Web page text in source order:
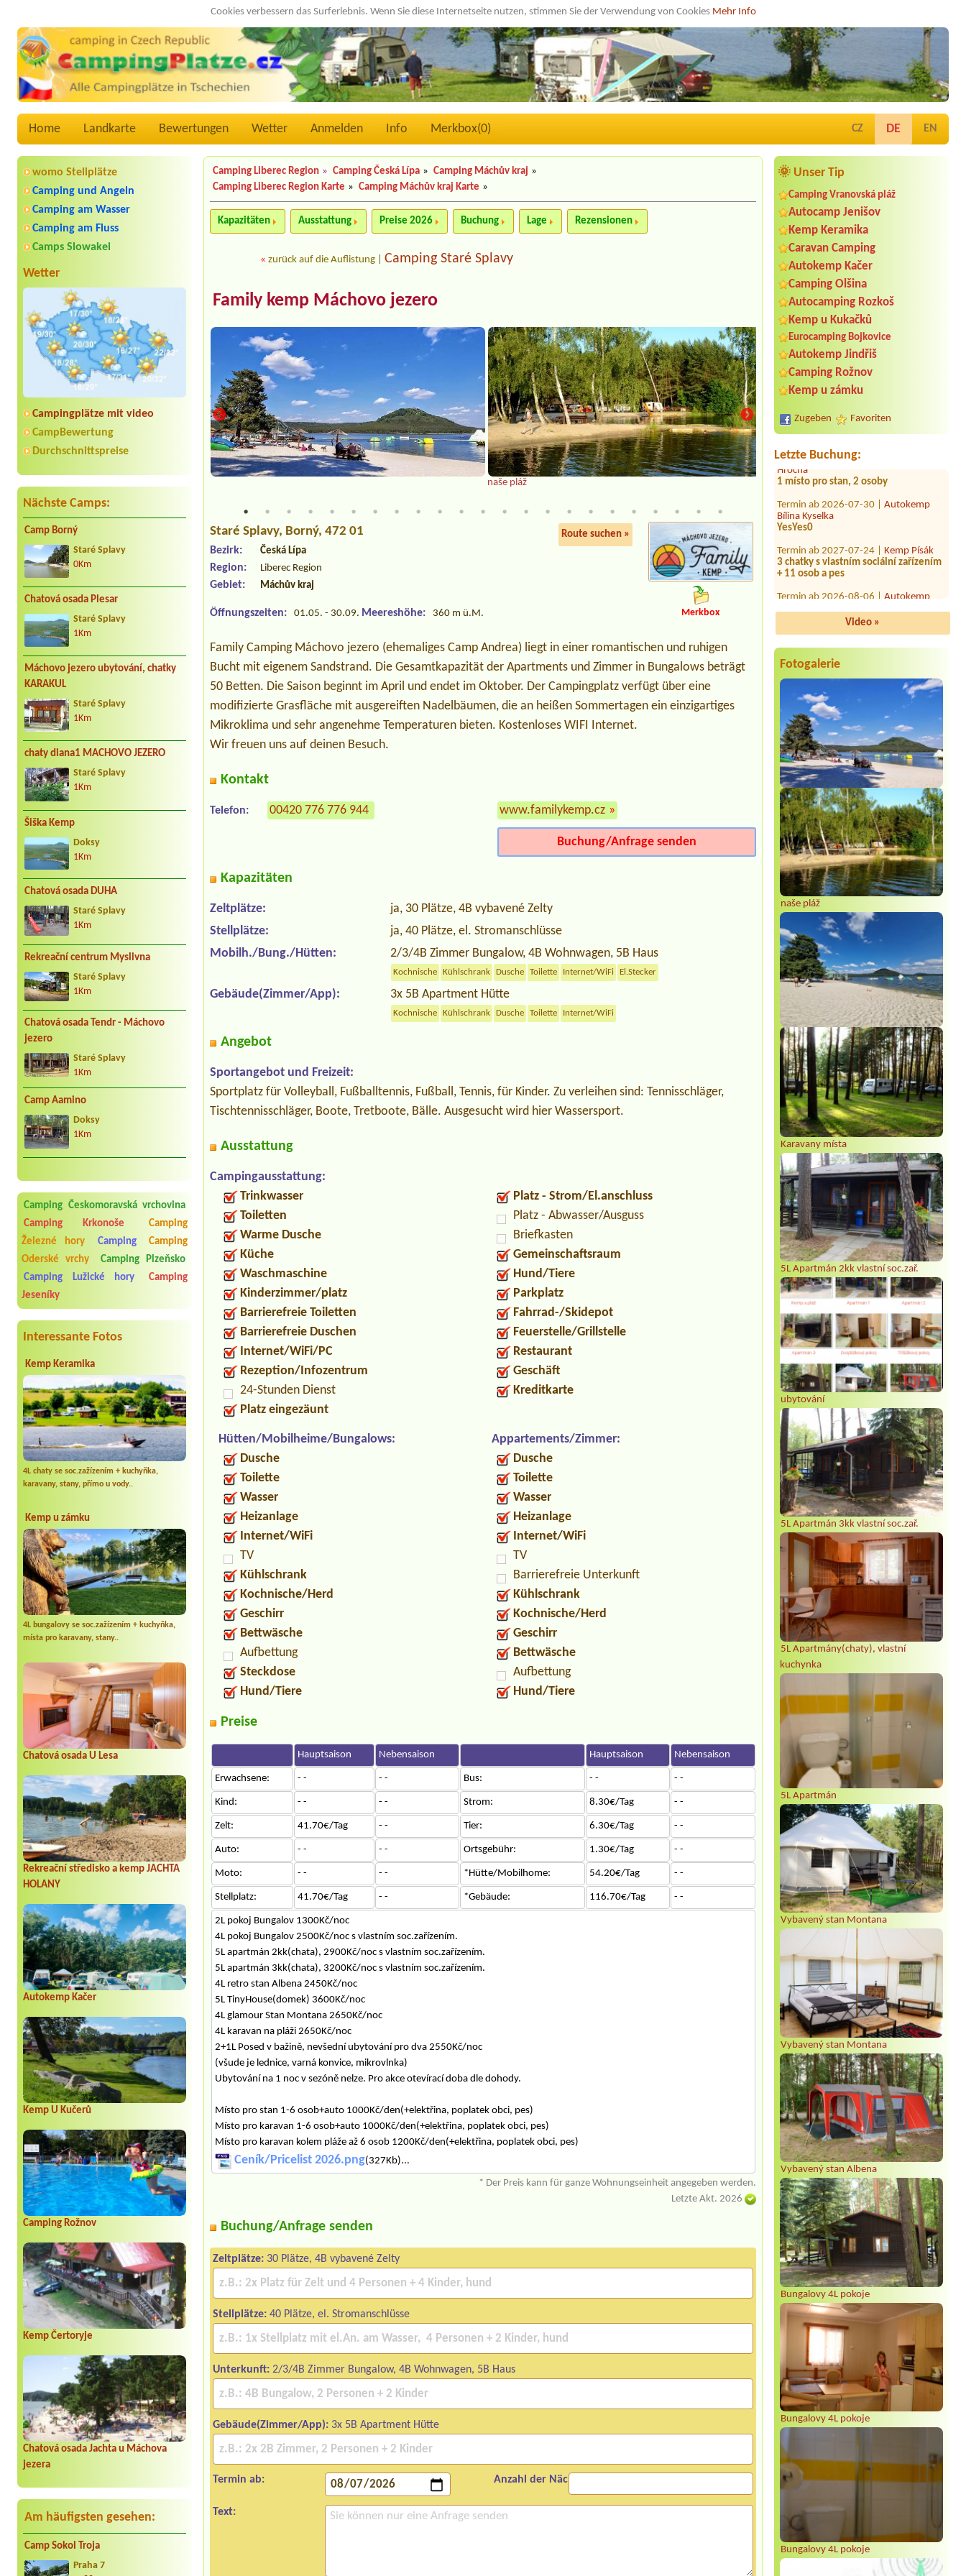
Cookies verbessern das Surferlebnis. Wenn Sie diese Internetseite nutzen, stimmen Sie der Verwendung von Cookies Mehr Info
Home Landkarte Bewertungen Wetter Anmelden Info Merkbox(0) CZ DE EN
womo Stellplätze
Camping und Angeln
Camping am Wasser
Camping am Fluss
Camps Slowakei
Wetter
Campingplätze mit video
CampBewertung
Durchschnittspreise
Nächste Camps:
Camp Borný
Staré Splavy
0Km
Chatová osada Plesar
Staré Splavy
1Km
Máchovo jezero ubytování, chatky
KARAKUL
Staré Splavy
1Km
chaty diana1 MACHOVO JEZERO
Staré Splavy
1Km
Šiška Kemp
Doksy
1Km
Chatová osada DUHA
Staré Splavy
1Km
Rekreační centrum Myslivna
Staré Splavy
1Km
Chatová osada Tendr - Máchovo
jezero
Staré Splavy
1Km
Camp Aamino
Doksy
1Km
Camping Českomoravská vrchovina
Camping Krkonoše
Camping
Železné hory
Camping
Camping
Oderské vrchy
Camping Plzeňsko
Camping Lužické hory
Camping
Jeseníky
Interessante Fotos
Kemp Keramika
4L chaty se soc.zažízením + kuchyňka,
karavany, stany, přímo u vody..
Kemp u zámku
4L bungalovy se soc.zažízením + kuchyňka,
místa pro karavany, stany..
Chatová osada U Lesa
Rekreační středisko a kemp JACHTA
HOLANY
Autokemp Kačer
Kemp U Kučerů
Camping Rožnov
Kemp Čertoryje
Chatová osada Jachta u Máchova
jezera
Am häufigsten gesehen:
Camp Sokol Troja
Praha 7
🌞 Unser Tip
Camping Vranovská pláž
Autocamp Jenišov
Kemp Keramika
Caravan Camping
Autokemp Kačer
Camping Olšina
Autocamping Rozkoš
Kemp u Kukačků
Eurocamping Bojkovice
Autokemp Jindřiš
Camping Rožnov
Kemp u zámku
Zugeben Favoriten
Letzte Buchung:
Termin ab 2026-08-16 |
Nové Město
2 Wohnmobiele
Praha Klánovice*****
Hrocha
1 místo pro stan, 2 osoby
Termin ab 2026-07-30 |Autokemp
YesYes0
Termin ab 2027-07-24 |
3 chatky s vlastním sociální zařízením
+ 11 osob a pes
Termin ab 2026-08-06 |
2 místa u vody + 4 osoby 1dítě
Termin ab 2026-07-26 |
Lipka
1 místo pro stan, 2 osoby
Termin ab 2026-07-30 |
palouk
1x3L
Termin ab 2026-08-08 | Autokemp
Baška
4L apartmán, 4 osoby, lůžkoviny
Termin ab 2026-07-24 |Koupaliště a
kemp Chlumec nad Cidlinou
chatka 4 osoby
Video »
Fotogalerie
naše pláž
Karavany místa
5L Apartmán 2kk vlastní soc.zař.
ubytování
5L Apartmán 3kk vlastní soc.zař.
5L Apartmány(chaty), vlastní
kuchynka
5L Apartmán
Vybavený stan Montana
Vybavený stan Montana
Vybavený stan Albena
Bungalovy 4L pokoje
Bungalovy 4L pokoje
Bungalovy 4L pokoje
Camping Liberec Region » Camping Česká Lípa » Camping Máchův kraj »
Camping Liberec Region Karte » Camping Máchův kraj Karte »
Kapazitäten Ausstattung Preise 2026 Buchung Lage Rezensionen
«zurück auf die Auflistung |Camping Staré Splavy
Family kemp Máchovo jezero
naše pláž
Staré Splavy, Borný, 472 01 Route suchen »
Bezirk: Česká Lípa
Region: Liberec Region
Gebiet: Máchův kraj
Öffnungszeiten: 01.05. - 30.09. Meereshöhe: 360 m ü.M. Merkbox
Family Camping Máchovo jezero (ehemaliges Camp Andrea) liegt in einer romantischen und ruhigen
Bucht mit eigenem Sandstrand. Die Gesamtkapazität der Apartments und Zimmer in Bungalows beträgt
50 Betten. Die Saison beginnt im April und endet im Oktober. Der Campingplatz verfügt über eine
modifizierte Grasfläche mit ausgereiften Nadelbäumen, die an heißen Sommertagen ein einzigartiges
Mikroklima und sehr angenehme Temperaturen bieten. Kostenloses WIFI Internet.
Wir freuen uns auf deinen Besuch.
Kontakt
Telefon: 00420 776 776 944 www.familykemp.cz »
Buchung/Anfrage senden
Kapazitäten
Zeltplätze:
ja, 30 Plätze, 4B vybavené Zelty
Stellplätze:
ja, 40 Plätze, el. Stromanschlüsse
Mobilh./Bung./Hütten:
2/3/4B Zimmer Bungalow, 4B Wohnwagen, 5B Haus
Kochnische Kühlschrank Dusche Toilette Internet/WiFi El.Stecker
Gebäude(Zimmer/App): 3x 5B Apartment Hütte
Kochnische Kühlschrank Dusche Toilette Internet/WiFi
Angebot
Sportangebot und Freizeit:
Sportplatz für Volleyball, Fußballtennis, Fußball, Tennis, für Kinder. Zu verleihen sind: Tennisschläger,
Tischtennisschläger, Boote, Tretboote, Bälle. Ausgesucht wird hier Wassersport.
Ausstattung
Campingausstattung:
Trinkwasser
Toiletten
Warme Dusche
Küche
Waschmaschine
Kinderzimmer/platz
Barrierefreie Toiletten
Barrierefreie Duschen
Internet/WiFi/PC
Rezeption/Infozentrum
24-Stunden Dienst
Platz eingezäunt
Platz - Strom/El.anschluss
Platz - Abwasser/Ausguss
Briefkasten
Gemeinschaftsraum
Hund/Tiere
Parkplatz
Fahrrad-/Skidepot
Feuerstelle/Grillstelle
Restaurant
Geschäft
Kreditkarte
Hütten/Mobilheime/Bungalows:
Dusche
Toilette
Wasser
Heizanlage
Internet/WiFi
TV
Kühlschrank
Kochnische/Herd
Geschirr
Bettwäsche
Aufbettung
Steckdose
Hund/Tiere
Appartements/Zimmer:
Dusche
Toilette
Wasser
Heizanlage
Internet/WiFi
TV
Barrierefreie Unterkunft
Kühlschrank
Kochnische/Herd
Geschirr
Bettwäsche
Aufbettung
Hund/Tiere
Preise
Hauptsaison Nebensaison Hauptsaison Nebensaison
Erwachsene: - - - - Bus: - - - -
Kind: - - - - Strom: 8.30€/Tag - -
Zelt: 41.70€/Tag - - Tier: 6.30€/Tag - -
Auto: - - - - Ortsgebühr: 1.30€/Tag - -
Moto: - - - - *Hütte/Mobilhome: 54.20€/Tag - -
Stellplatz: 41.70€/Tag - - *Gebäude: 116.70€/Tag - -
2L pokoj Bungalov 1300Kč/noc
4L pokoj Bungalov 2500Kč/noc s vlastním soc.zařízením.
5L apartmán 2kk(chata), 2900Kč/noc s vlastním soc.zařízením.
5L apartmán 3kk(chata), 3200Kč/noc s vlastním soc.zařízením.
4L retro stan Albena 2450Kč/noc
5L TinyHouse(domek) 3600Kč/noc
4L glamour Stan Montana 2650Kč/noc
4L karavan na pláži 2650Kč/noc
2+1L Posed v bažině, nevšední ubytování pro dva 2550Kč/noc
(všude je lednice, varná konvice, mikrovlnka)
Ubytování na 1 noc v sezóně nelze. Pro akce otevírací doba dle dohody.
Místo pro stan 1-6 osob+auto 1000Kč/den(+elektřina, poplatek obci, pes)
Místo pro karavan 1-6 osob+auto 1000Kč/den(+elektřina, poplatek obci, pes)
Místo pro karavan kolem pláže až 6 osob 1200Kč/den(+elektřina, poplatek obci, pes)
Ceník/Pricelist 2026.png(327Kb)...
* Der Preis kann für ganze Wohnungseinheit angegeben werden.
Letzte Akt. 2026
Buchung/Anfrage senden
Zeltplätze: 30 Plätze, 4B vybavené Zelty
Stellplätze: 40 Plätze, el. Stromanschlüsse
Unterkunft: 2/3/4B Zimmer Bungalow, 4B Wohnwagen, 5B Haus
Gebäude(Zimmer/App): 3x 5B Apartment Hütte
Termin ab: Anzahl der Nächte:
Text: